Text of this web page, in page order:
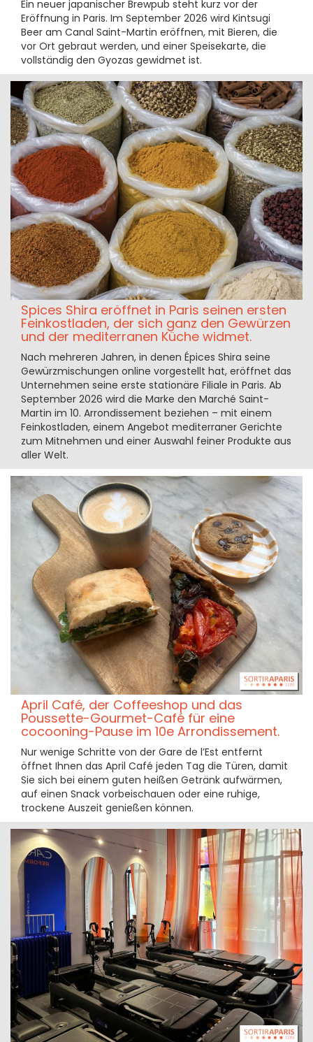
Ein neuer japanischer Brewpub steht kurz vor der
Eröffnung in Paris. Im September 2026 wird Kintsugi
Beer am Canal Saint-Martin eröffnen, mit Bieren, die
vor Ort gebraut werden, und einer Speisekarte, die
vollständig den Gyozas gewidmet ist.
Spices Shira eröffnet in Paris seinen ersten
Feinkostladen, der sich ganz den Gewürzen
und der mediterranen Küche widmet.
Nach mehreren Jahren, in denen Épices Shira seine
Gewürzmischungen online vorgestellt hat, eröffnet das
Unternehmen seine erste stationäre Filiale in Paris. Ab
September 2026 wird die Marke den Marché Saint-
Martin im 10. Arrondissement beziehen – mit einem
Feinkostladen, einem Angebot mediterraner Gerichte
zum Mitnehmen und einer Auswahl feiner Produkte aus
aller Welt.
April Café, der Coffeeshop und das
Poussette-Gourmet-Café für eine
cocooning-Pause im 10e Arrondissement.
Nur wenige Schritte von der Gare de l’Est entfernt
öffnet Ihnen das April Café jeden Tag die Türen, damit
Sie sich bei einem guten heißen Getränk aufwärmen,
auf einen Snack vorbeischauen oder eine ruhige,
trockene Auszeit genießen können.